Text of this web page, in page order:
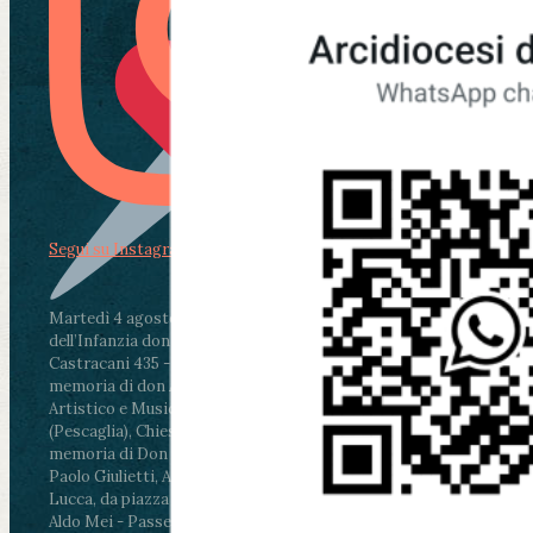
Martedì 4 agosto2026
ore 11:30 - Lucca, Scuola
dell’Infanzia don Aldo Mei - Viale Castruccio
Castracani 435 - Inaugurazione murales in
memoria di don Aldo Mei curato dal Liceo
Artistico e Musicale “Passaglia”
ore 18 - Fiano
(Pescaglia), Chiesa parrocchiale - Messa in
memoria di Don Aldo Mei celebrata da mons.
Paolo Giulietti, Arcivescovo di Lucca
ore 20.30 -
Lucca, da piazza San Michele al Cippo di don
Aldo Mei - Passeggiata della Memoria in alcuni
Segui su Instagram